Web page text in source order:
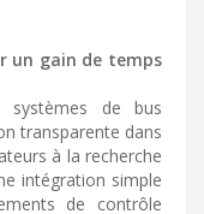
un gain de temps
systèmes de bus
transparente dans
à la recherche
intégration simple
de contrôle